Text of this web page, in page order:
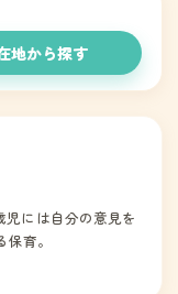
地から探す
児には自分の意見を
育。